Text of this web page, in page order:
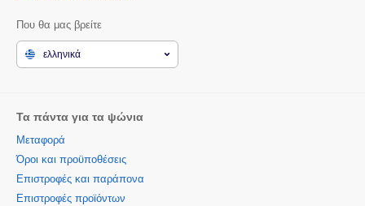
Που θα μας βρείτε
ελληνικά
Τα πάντα για τα ψώνια
Μεταφορά
Όροι και προϋποθέσεις
Επιστροφές και παράπονα
Επιστροφές προϊόντων